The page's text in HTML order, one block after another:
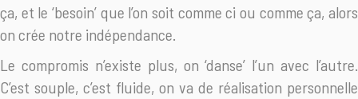
ça, et le ‘besoin’ que l’on soit comme ci ou comme ça, alors
on crée notre indépendance.
Le compromis n’existe plus, on ‘danse’ l’un avec l’autre.
C’est souple, c’est fluide, on va de réalisation personnelle